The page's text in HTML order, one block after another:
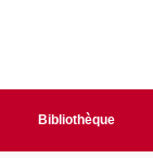
Bibliothèque